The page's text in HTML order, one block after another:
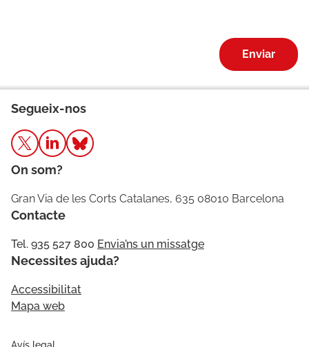
Enviar
Segueix-nos
On som?
Gran Via de les Corts Catalanes, 635 08010 Barcelona
Contacte
Tel. 935 527 800 Envia’ns un missatge
Necessites ajuda?
Accessibilitat
Mapa web